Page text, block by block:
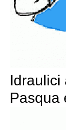
Idraulici
Pasqua